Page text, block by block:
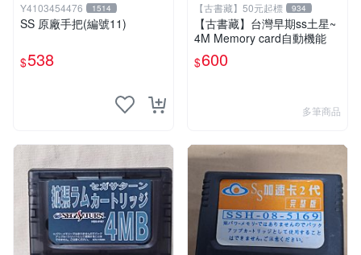
Y4103454476 1514
SS 原廠手把(編號11)
$538
【古書藏】50元起標 934
【古書藏】台灣早期ss土星~
4M Memory card自動機能
$600
多筆商品